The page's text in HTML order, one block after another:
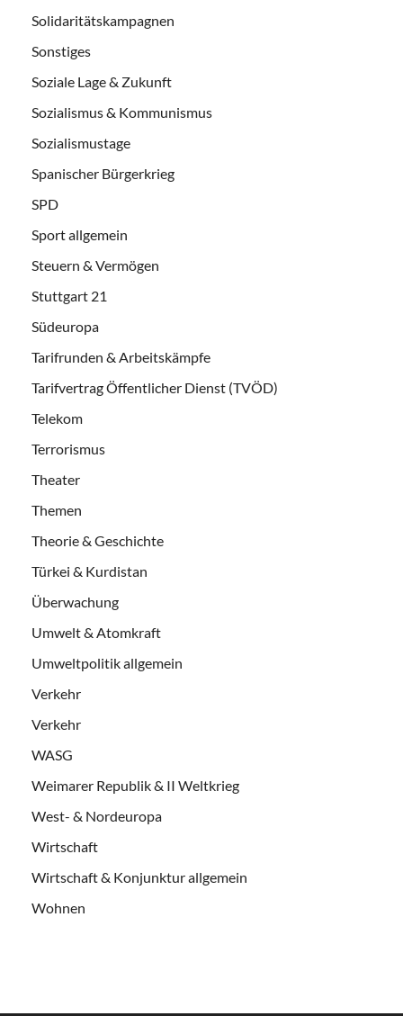
Solidaritätskampagnen
Sonstiges
Soziale Lage & Zukunft
Sozialismus & Kommunismus
Sozialismustage
Spanischer Bürgerkrieg
SPD
Sport allgemein
Steuern & Vermögen
Stuttgart 21
Südeuropa
Tarifrunden & Arbeitskämpfe
Tarifvertrag Öffentlicher Dienst (TVÖD)
Telekom
Terrorismus
Theater
Themen
Theorie & Geschichte
Türkei & Kurdistan
Überwachung
Umwelt & Atomkraft
Umweltpolitik allgemein
Verkehr
Verkehr
WASG
Weimarer Republik & II Weltkrieg
West- & Nordeuropa
Wirtschaft
Wirtschaft & Konjunktur allgemein
Wohnen